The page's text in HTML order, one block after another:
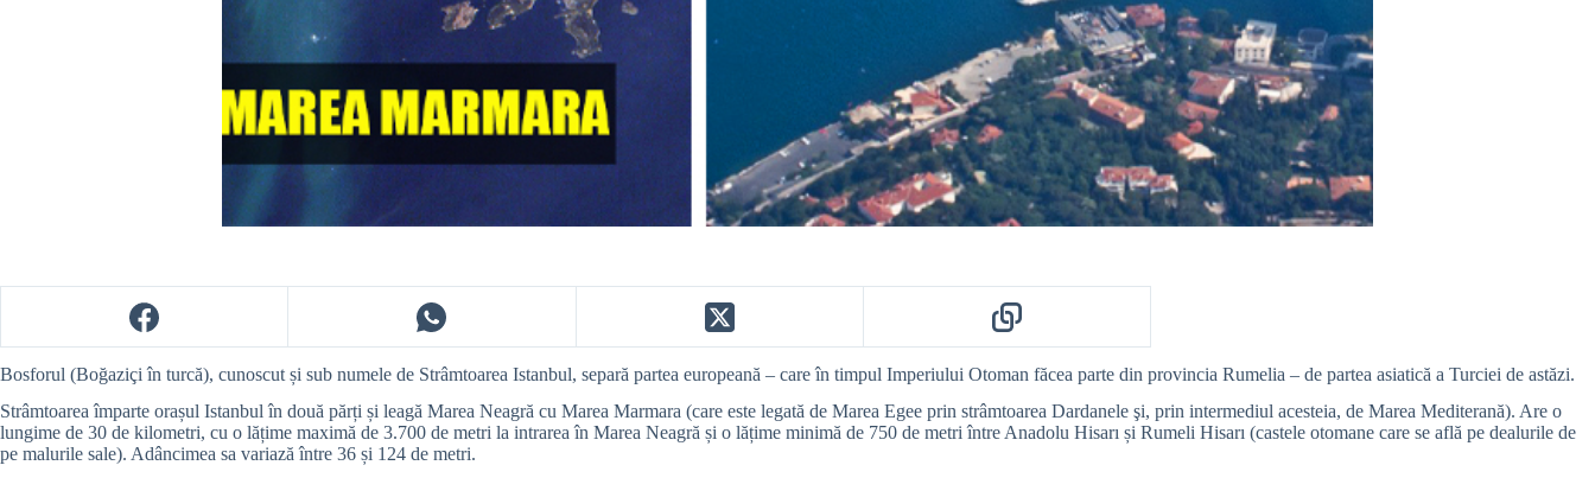
Bosforul (Boğaziçi în turcă), cunoscut și sub numele de Strâmtoarea Istanbul, separă partea europeană – care în timpul Imperiului Otoman făcea parte din provincia Rumelia – de partea asiatică a Turciei de astăzi.
Strâmtoarea împarte orașul Istanbul în două părți și leagă Marea Neagră cu Marea Marmara (care este legată de Marea Egee prin strâmtoarea Dardanele şi, prin intermediul acesteia, de Marea Mediterană). Are o
lungime de 30 de kilometri, cu o lățime maximă de 3.700 de metri la intrarea în Marea Neagră și o lățime minimă de 750 de metri între Anadolu Hisarı și Rumeli Hisarı (castele otomane care se află pe dealurile de
pe malurile sale). Adâncimea sa variază între 36 și 124 de metri.